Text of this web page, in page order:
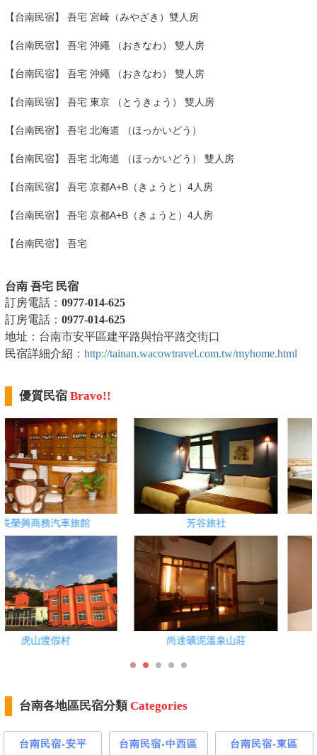
【台南民宿】 吾宅 宮崎（みやざき） 雙人房
【台南民宿】 吾宅 沖繩 （おきなわ） 雙人房
【台南民宿】 吾宅 沖繩 （おきなわ） 雙人房
【台南民宿】 吾宅 東京 （とうきょう） 雙人房
【台南民宿】 吾宅 北海道 （ほっかいどう）
【台南民宿】 吾宅 北海道 （ほっかいどう） 雙人房
【台南民宿】 吾宅 京都A+B（きょうと）4人房
【台南民宿】 吾宅 京都A+B（きょうと）4人房
【台南民宿】 吾宅
台南 吾宅 民宿
訂房電話： 0977-014-625
訂房電話： 0977-014-625
地址： 台南市安平區建平路與怡平路交街口
民宿詳細介紹： http://tainan.wacowtravel.com.tw/myhome.html
優質民宿 Bravo!!
芳谷旅社 林桂園石泉會館
尚達礦泥溫泉山莊 亞帝大飯店
台南各地區民宿分類Categories
台南民宿-安平 台南民宿-中西區 台南民宿-東區